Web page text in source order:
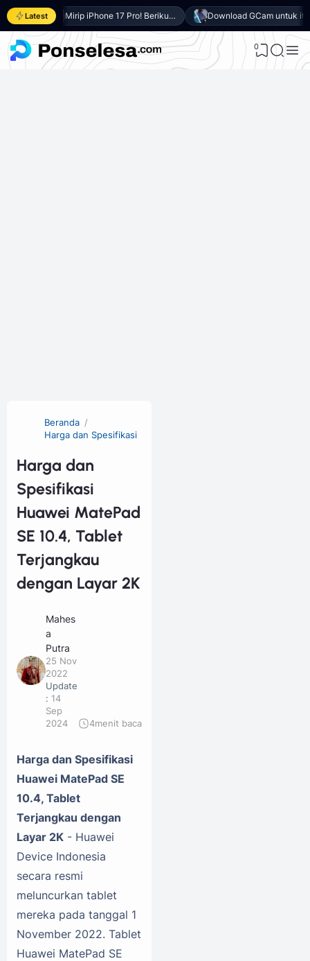
Latest
Resmi di Indonesia! Berikut 8 Keunggulan Samsung Galaxy A27 5G Mirip iPhone 17 Pro! Berikut 10 Keunggulan itel Power 80 yang Dibanderol Harga Rp2 Jutaan Download GCam untuk itel Power 80 (GCam APK 9.6 & LMC 8.4)
0
Beranda
Harga dan Spesifikasi
Harga dan
Spesifikasi
Huawei MatePad
SE 10.4, Tablet
Terjangkau
dengan Layar 2K
Mahes
a
Putra
25 Nov
2022
Update
: 14
Sep
2024
4menit baca
Harga dan Spesifikasi
Huawei MatePad SE
10.4, Tablet
Terjangkau dengan
Layar 2K - Huawei
Device Indonesia
secara resmi
meluncurkan tablet
mereka pada tanggal 1
November 2022. Tablet
Huawei MatePad SE